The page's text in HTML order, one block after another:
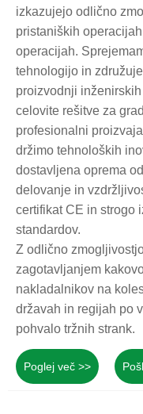
izkazujejo odlično
pristaniških
operacijah.
tehnologijo in
proizvodnji
celovite rešitve za
profesionalni
držimo tehnoloških
dostavljena oprema
delovanje in
certifikat CE in strogo
standardov.
Z odlično
zagotavljanjem
nakladalnikov na
državah in regijah po
pohvalo tržnih strank.
Poglej več >>